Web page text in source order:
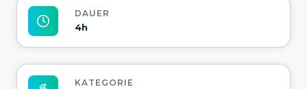
DAUER
4h
KATEGORIE